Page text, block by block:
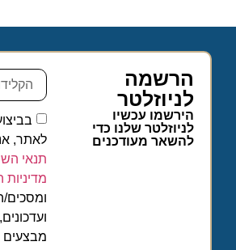
הרשמה
לניוזלטר
הירשמו עכשיו
לניוזלטר שלנו כדי
להשאר מעודכנים
לאתר,
תנאי
מדיניות
מבצעים